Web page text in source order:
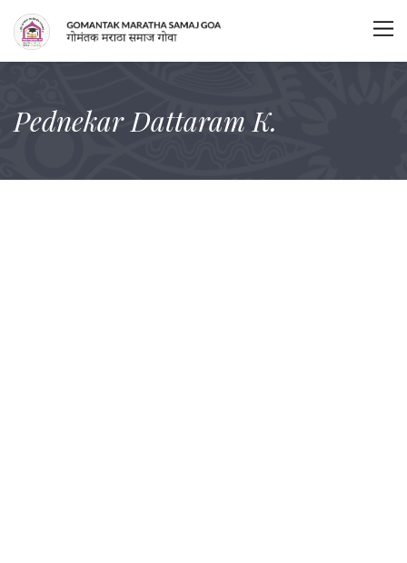
Pednekar Dattaram K.